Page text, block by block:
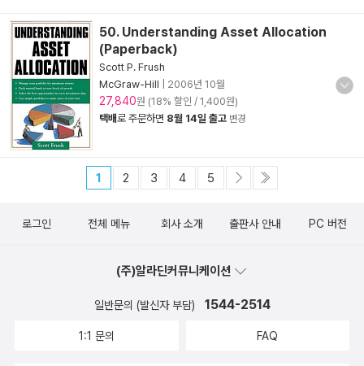
50. Understanding Asset Allocation
(Paperback)
Scott P. Frush
McGraw-Hill
2006년 10월
27,840원 (18% 할인 / 1,400원)
택배로 주문하면 8월 14일 출고 변경
1 2 3 4 5
로그인 전체 메뉴 회사 소개 출판사 안내 PC 버전
(주)알라딘커뮤니케이션
일반문의 (발신자 부담) 1544-2514
1:1 문의 FAQ